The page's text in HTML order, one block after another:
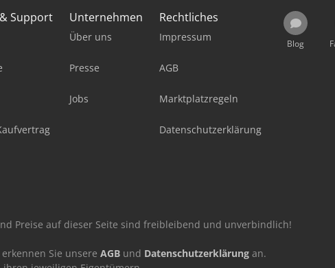
Support Unternehmen
Über uns
Presse
Jobs
Rechtliches
Impressum
AGB
Marktplatzregeln
Datenschutzerklärung
Blog
Preise auf dieser Seite sind freibleibend und unverbindlich!
Sie unsere AGB und Datenschutzerklärung an.